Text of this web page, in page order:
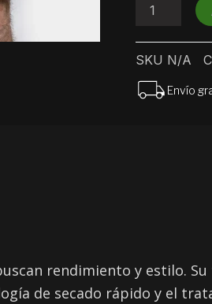
Tempo
cantidad
SKU N/A
Envío
rendimiento y estilo.
de secado rápido y el